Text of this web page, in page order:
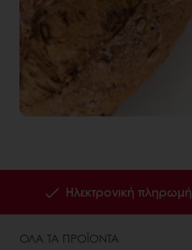
Ηλεκτρονική πληρωμή
ΟΛΑ ΤΑ ΠΡΟΪΟΝΤΑ